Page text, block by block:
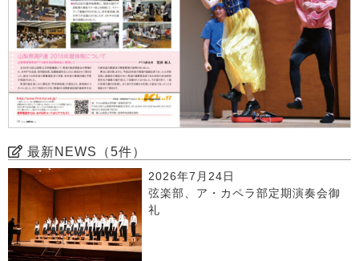
最新NEWS（5件）
2026年7月24日
弦楽部、ア・カペラ部定期演奏会御
礼